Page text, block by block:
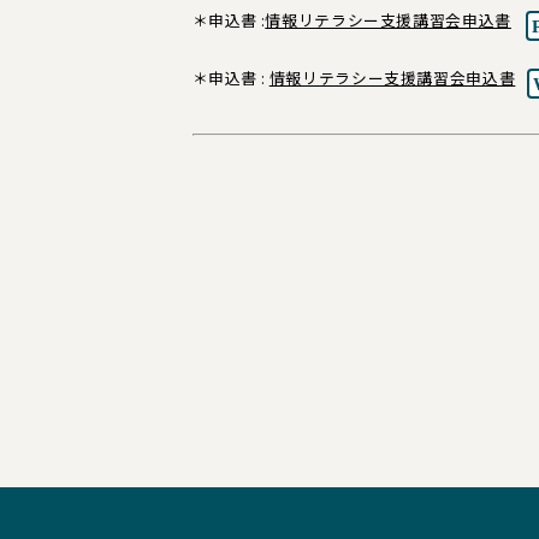
＊申込書 :情報リテラシー支援講習会申込書
＊申込書 : 情報リテラシー支援講習会申込書